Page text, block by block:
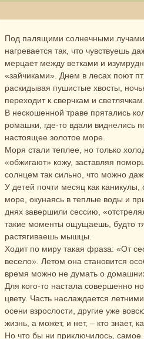
Под палящими солнечными
нагревается так, что чувствуешь
мерцает между ветками и
«зайчиками». Днем в лесах поют
раскидывая пушистые хвосты,
переходит к сверчкам и светлячкам.
В нескошенной траве прятались
ромашки, где-то вдали виднелись
настоящее золотое море.
Моря стали теплее, но только
«обжигают» кожу, заставляя
солнцем так сильно, что можно
У детей почти месяц как
море, окунаясь в теплые воды и
днях завершили сессию,
такие моменты ощущаешь, будто
растягиваешь мышцы.
Ходит по миру такая фраза: «От
весело». Летом она становится
время можно не думать о
Для кого-то настала совершенно
цвету. Часть наслаждается
осени взрослости, другие уже
жизнь, а может, и нет, – кто знает,
Но что бы ни приключилось, самое